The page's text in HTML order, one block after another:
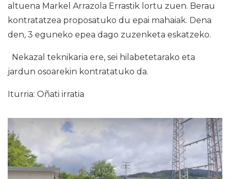
altuena Markel Arrazola Errastik lortu zuen. Berau
kontratatzea proposatuko du epai mahaiak. Dena
den, 3 eguneko epea dago zuzenketa eskatzeko.
Nekazal teknikaria ere, sei hilabetetarako eta
jardun osoarekin kontratatuko da.
Iturria: Oñati irratia